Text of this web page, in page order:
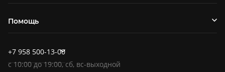
Помощь
+7 958 500-13-00
c10:00до19:00, сб, вс-выходной